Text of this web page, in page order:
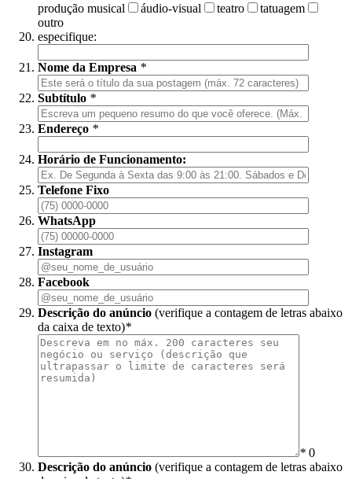
produção musical
áudio-visual teatro
tatuagem
outro
especifique:
Nome da Empresa *
Subtítulo *
Endereço *
Horário de Funcionamento:
Telefone Fixo
WhatsApp
Instagram
Facebook
Descrição do anúncio (verifique a contagem de letras abaixo
da caixa de texto)*
* 0
Descrição do anúncio (verifique a contagem de letras abaixo